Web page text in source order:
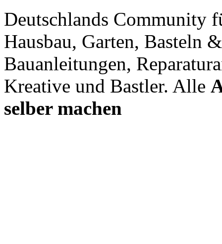
Deutschlands Community
Hausbau, Garten, Basteln
Bauanleitungen,
Kreative und Bastler. Alle
selber machen